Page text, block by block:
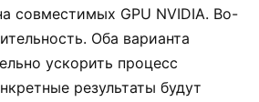
совместимых GPU NVIDIA. Во-
Оба варианта
ускорить процесс
результаты будут